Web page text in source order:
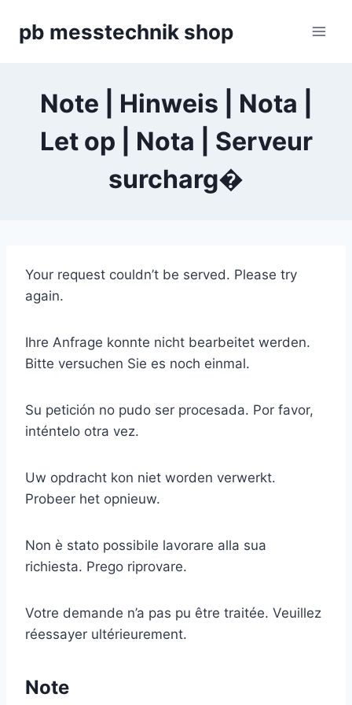
Inhaltpb messtechnik shop
Note | Hinweis | Nota |
Let op | Nota | Serveur
surcharg�
Your request couldn’t be served. Please try
again.
Ihre Anfrage konnte nicht bearbeitet werden.
Bitte versuchen Sie es noch einmal.
Su petición no pudo ser procesada. Por favor,
inténtelo otra vez.
Uw opdracht kon niet worden verwerkt.
Probeer het opnieuw.
Non è stato possibile lavorare alla sua
richiesta. Prego riprovare.
Votre demande n’a pas pu être traitée. Veuillez
réessayer ultérieurement.
Note